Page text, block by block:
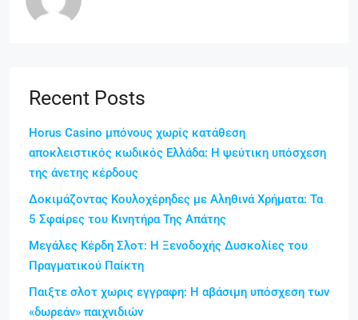
Recent Posts
Horus Casino μπόνους χωρίς κατάθεση
αποκλειστικός κωδικός Ελλάδα: Η ψεύτικη υπόσχεση
της άνετης κέρδους
Δοκιμάζοντας Κουλοχέρηδες με Αληθινά Χρήματα: Τα
5 Σφαίρες του Κινητήρα Της Απάτης
Μεγάλες Κέρδη Σλοτ: Η Ξενοδοχής Δυσκολίες του
Πραγματικού Παίκτη
Παιξτε σλοτ χωρις εγγραφη: Η αβάσιμη υπόσχεση των
«δωρεάν» παιχνιδιών